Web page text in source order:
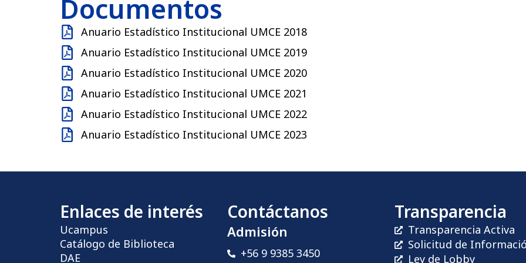
Anuario Estadístico Institucional UMCE 2018
Anuario Estadístico Institucional UMCE 2019
Anuario Estadístico Institucional UMCE 2020
Anuario Estadístico Institucional UMCE 2021
Anuario Estadístico Institucional UMCE 2022
Anuario Estadístico Institucional UMCE 2023
Documentos
Enlaces de interés
Ucampus
Catálogo de Biblioteca
DAE
Contáctanos
Admisión
+56 9 9385 3450
Transparencia
Transparencia Activa
Solicitud de
Ley de Lobby